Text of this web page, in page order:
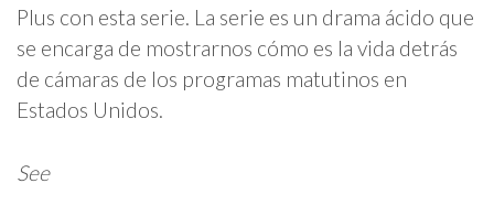
Plus con esta serie. La serie es un drama ácido que
se encarga de mostrarnos cómo es la vida detrás
de cámaras de los programas matutinos en
Estados Unidos.
See